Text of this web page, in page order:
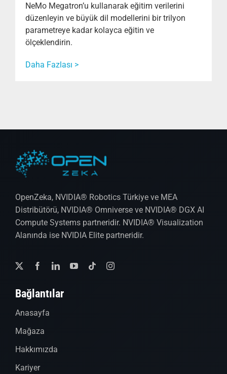
NeMo Megatron’u kullanarak eğitim verilerini
düzenleyin ve büyük dil modellerini bir trilyon
parametreye kadar kolayca eğitin ve
ölçeklendirin.
Daha Fazlası >
OpenZeka, NVIDIA® Robotics Türkiye ve MEA
Distribütörü, NVIDIA® Omniverse ve NVIDIA® DGX AI
Compute Systems partneridir. NVIDIA® Visualization
Alanında ise NVIDIA Elite partneridir.
Bağlantılar
Anasayfa
Mağaza
Hakkımızda
Kariyer